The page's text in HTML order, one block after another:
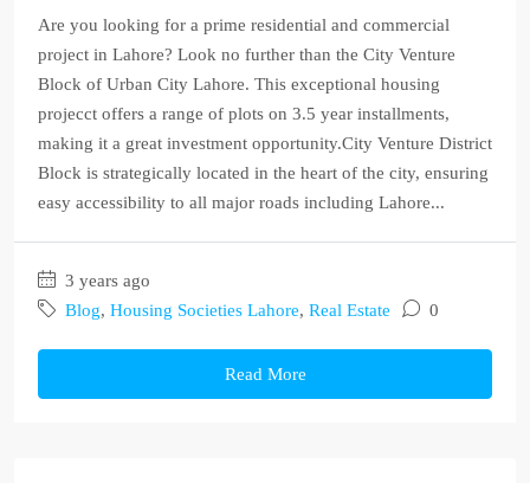
Are you looking for a prime residential and commercial
project in Lahore? Look no further than the City Venture
Block of Urban City Lahore. This exceptional housing
projecct offers a range of plots on 3.5 year installments,
making it a great investment opportunity.City Venture District
Block is strategically located in the heart of the city, ensuring
easy accessibility to all major roads including Lahore...
3 years ago
Blog, Housing Societies Lahore, Real Estate 0
Read More